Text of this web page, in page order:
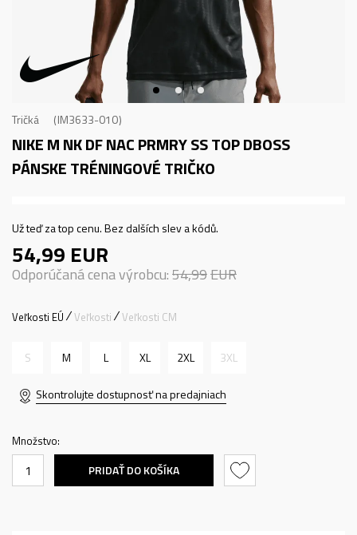
Tričká IM3633-010
NIKE M NK DF NAC PRMRY SS TOP DBOSS
PÁNSKE TRÉNINGOVÉ TRIČKO
Už teď za top cenu. Bez dalších slev a kódů.
54,99 EUR
Odporúčaná cena výrobcu:54,99EUR
Veľkosti EÚ Veľkosti Veľkosti CM
S M L XL 2XL 3XL
Skontrolujte dostupnosť na predajniach
Množstvo:
PRIDAŤ DO KOŠÍKA